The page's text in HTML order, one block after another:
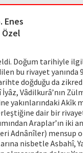
Enes
Doğum tarihiyle
bu rivayet yanında
doğduğu da
Vâdilkurâ’nın
yakınlarındaki Akīk
dair bir
Araplar’ın iki
Adnânîler) mensup
nisbetle Asbahî,